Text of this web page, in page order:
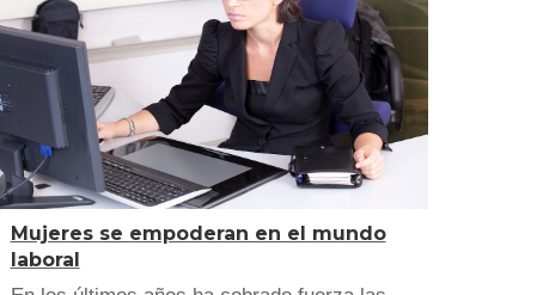
Mujeres se empoderan en el mundo
laboral